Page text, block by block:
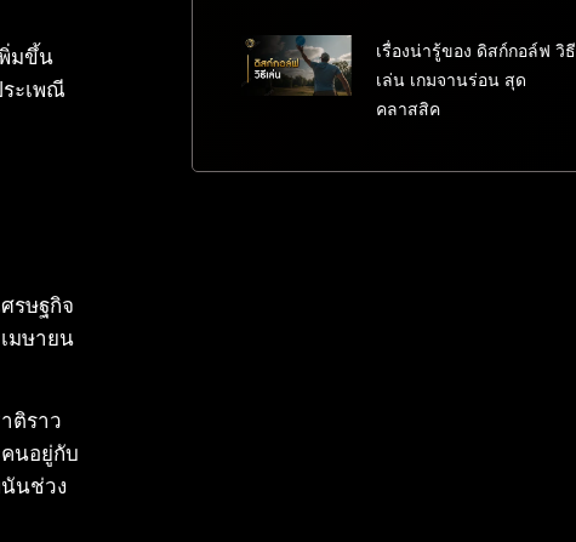
พิ่มขึ้น
ะเพณี
รษฐกิจ
มษายน
ติราว
นอยู่กับ
นช่วง
เรื่องน่ารู้ของ ดิสก์กอล์ฟ วิธี
เล่น เกมจานร่อน สุด
คลาสสิค